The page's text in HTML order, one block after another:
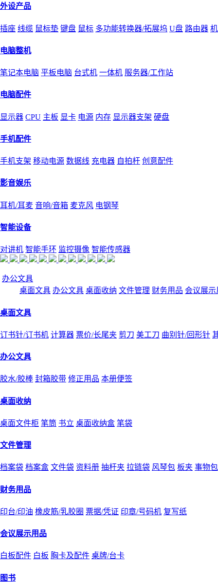
外设产品
插座 线缆 鼠标垫 键盘 鼠标 多功能转换器/拓展坞 U盘 路由器
电脑整机
笔记本电脑 平板电脑 台式机 一体机 服务器/工作站
电脑配件
显示器 CPU 主板 显卡 电源 内存 显示器支架 硬盘
手机配件
手机支架 移动电源 数据线 充电器 自拍杆 创意配件
影音娱乐
耳机/耳麦 音响/音箱 麦克风 电钢琴
智能设备
对讲机 智能手环 监控摄像 智能传感器
办公文具
桌面文具 办公文具 桌面收纳 文件管理 财务用品 会议展示
桌面文具
订书针/订书机 计算器 票价/长尾夹 剪刀 美工刀 曲别针/回形针
办公文具
胶水/胶棒 封箱胶带 修正用品 本册便签
桌面收纳
桌面文件柜 笔筒 书立 桌面收纳盒 笔袋
文件管理
档案袋 档案盒 文件袋 资料册 抽杆夹 拉链袋 风琴包 板夹 事物包
财务用品
印台/印油 橡皮筋/乳胶圈 票据/凭证 印章/号码机 复写纸
会议展示用品
白板配件 白板 胸卡及配件 桌牌/台卡
图书